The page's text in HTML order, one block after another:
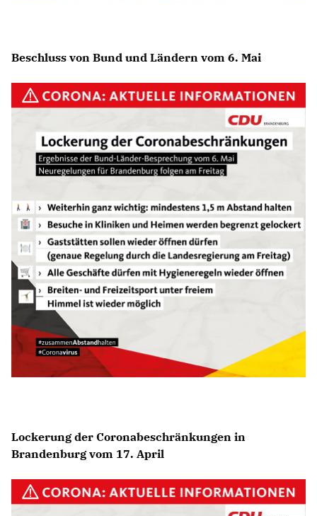
Beschluss von Bund und Ländern vom 6. Mai
Lockerung der Coronabeschränkungen in
Brandenburg vom 17. April